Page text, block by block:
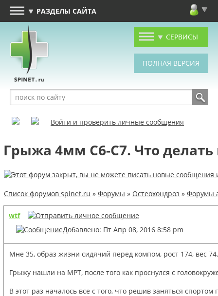
РАЗДЕЛЫ САЙТА
СЕРВИСЫ
Войти и проверить личные сообщения
Грыжа 4мм С6-С7. Что делать
Список форумов spinet.ru » Форумы » Остеохондроз » Форумы
wtf
Добавлено: Пт Апр 08, 2016 8:58 pm
Мне 35, образ жизни сидячий перед компом, рост 174, вес 74.
Грыжу нашли на МРТ, после того как проснулся с
В этот раз началось все с того, что решив заняться